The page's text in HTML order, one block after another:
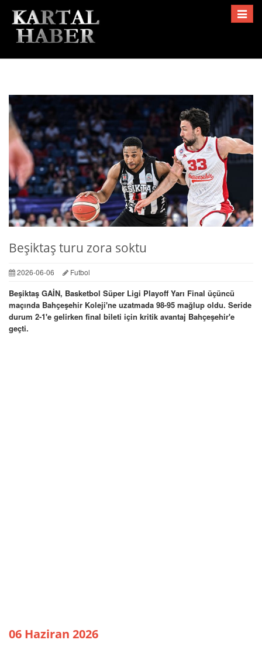
Toggle
Beşiktaş turu zora soktu
2026-06-06 Futbol
Beşiktaş GAİN, Basketbol Süper Ligi Playoff Yarı Final üçüncü
maçında Bahçeşehir Koleji'ne uzatmada 98-95 mağlup oldu. Seride
durum 2-1'e gelirken final bileti için kritik avantaj Bahçeşehir'e
geçti.
06 Haziran 2026